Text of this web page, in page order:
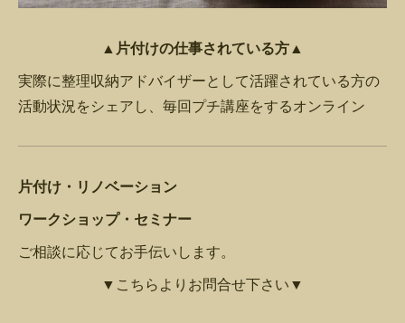
▲片付けの仕事されている方▲
実際に整理収納アドバイザーとして活躍されている方の
活動状況をシェアし、毎回プチ講座をするオンライン
片付け・リノベーション
ワークショップ・セミナー
ご相談に応じてお手伝いします。
▼こちらよりお問合せ下さい▼